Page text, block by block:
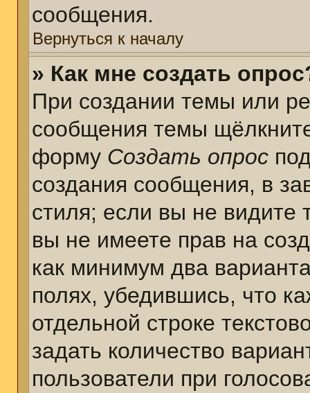
сообщения.
Вернуться к началу
» Как мне создать
При создании темы или
сообщения темы
форму Создать опрос
создания сообщения, в
стиля; если вы не видите
вы не имеете прав на
как минимум два
полях, убедившись, что
отдельной строке
задать количество
пользователи при